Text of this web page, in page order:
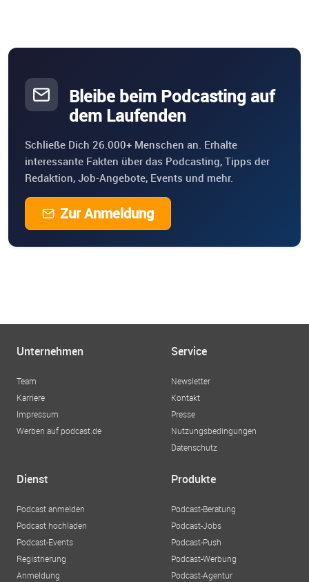
Bleibe beim Podcasting auf
dem Laufenden
Schließe Dich 26.000+ Menschen an. Erhalte
interessante Fakten über das Podcasting, Tipps der
Redaktion, Job-Angebote, Events und mehr.
Zur Anmeldung
Unternehmen
Team
Karriere
Impressum
Werben auf podcast.de
Service
Newsletter
Kontakt
Presse
Nutzungsbedingungen
Datenschutz
Dienst
Podcast anmelden
Podcast hochladen
Podcast-Events
Registrierung
Anmeldung
Produkte
Podcast-Beratung
Podcast-Jobs
Podcast-Push
Podcast-Werbung
Podcast-Agentur